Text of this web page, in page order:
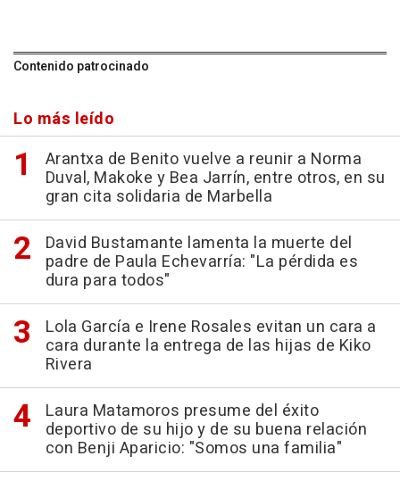
Contenido patrocinado
Lo más leído
Arantxa de Benito vuelve a reunir a Norma
Duval, Makoke y Bea Jarrín, entre otros, en su
gran cita solidaria de Marbella
David Bustamante lamenta la muerte del
padre de Paula Echevarría: "La pérdida es
dura para todos"
Lola García e Irene Rosales evitan un cara a
cara durante la entrega de las hijas de Kiko
Rivera
Laura Matamoros presume del éxito
deportivo de su hijo y de su buena relación
con Benji Aparicio: "Somos una familia"